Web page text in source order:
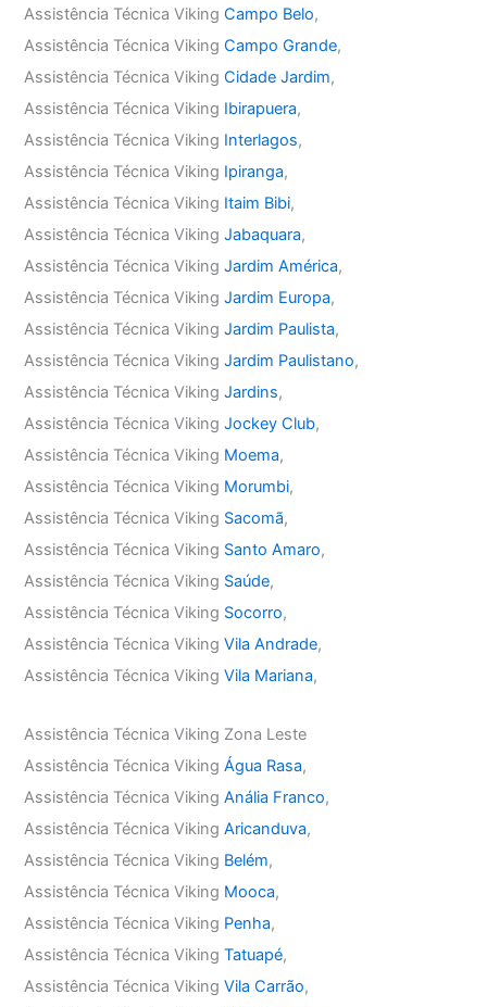
Assistência Técnica VikingCampo Belo,
Assistência Técnica VikingCampo Grande,
Assistência Técnica VikingCidade Jardim,
Assistência Técnica Viking Ibirapuera,
Assistência Técnica Viking Interlagos,
Assistência Técnica Viking Ipiranga,
Assistência Técnica Viking Itaim Bibi,
Assistência Técnica VikingJabaquara,
Assistência Técnica VikingJardim América,
Assistência Técnica VikingJardim Europa,
Assistência Técnica VikingJardim Paulista,
Assistência Técnica VikingJardim Paulistano,
Assistência Técnica VikingJardins,
Assistência Técnica VikingJockey Club,
Assistência Técnica Viking Moema,
Assistência Técnica Viking Morumbi,
Assistência Técnica Viking Sacomã,
Assistência Técnica Viking Santo Amaro,
Assistência Técnica Viking Saúde,
Assistência Técnica Viking Socorro,
Assistência Técnica VikingVila Andrade,
Assistência Técnica VikingVila Mariana,
Assistência Técnica Viking Zona Leste
Assistência Técnica VikingÁgua Rasa,
Assistência Técnica VikingAnália Franco,
Assistência Técnica VikingAricanduva,
Assistência Técnica Viking Belém,
Assistência Técnica Viking Mooca,
Assistência Técnica Viking Penha,
Assistência Técnica VikingTatuapé,
Assistência Técnica VikingVila Carrão,